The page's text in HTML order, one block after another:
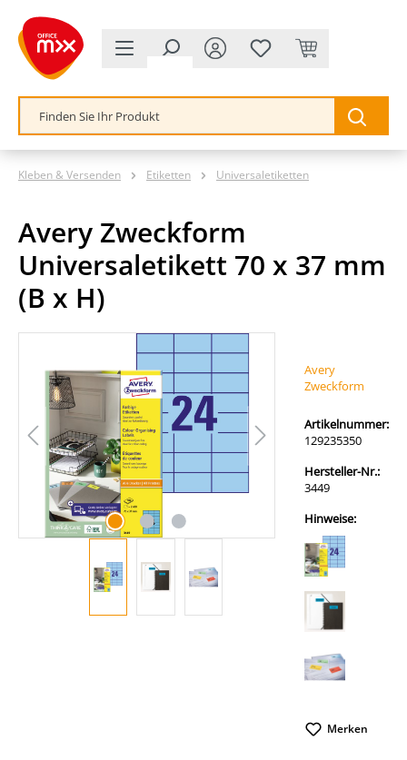
springen
Kleben & Versenden Etiketten Universaletiketten
Avery Zweckform
Universaletikett 70 x 37 mm
(B x H)
Bildergalerie überspringen
Avery
Zweckform
Artikelnummer:
129235350
Hersteller-Nr.:
3449
Hinweise:
Merken